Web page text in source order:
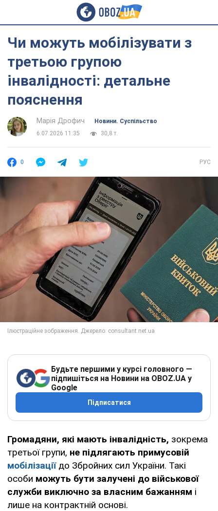
Чи можуть мобілізувати з
третьою групою
інвалідності: детальне
пояснення
Марія Дрофич
Новини. Суспільство
6.07.2026 11:35
30,8 т.
0 РУС
Будьте першими у курсі головного —
підпишіться на Новини на OBOZ.UA у
Google
Підписатися
Громадяни, які мають інвалідність, зокрема
третьої групи, не підлягають примусовій
мобілізації до Збройних сил України. Такі
особи можуть бути залучені до військової
служби виключно за власним бажанням і
лише на контрактній основі.